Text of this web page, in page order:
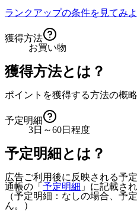
ランクアップの条件を見てみよ
獲得方法
お買い物
獲得方法とは？
ポイントを獲得する方法の概略
予定明細
3日～60日程度
予定明細とは？
広告ご利用後に反映される予
通帳の「 予定明細 」に記載さ
（予定明細：なしの場合、予
ん。）